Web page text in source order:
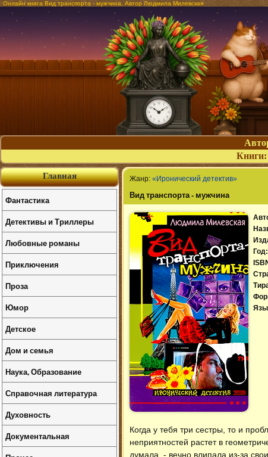
Онлайн книга Вид транспорта - мужчина. Автор Людмила Милевская
Книги:
Жанр: «Иронический детектив»
Вид транспорта - мужчина
Год:
Когда у тебя три сестры, то и
неприятностей растет в
думала, - вечно влипала из-за
Главная
Фантастика
Детективы и Триллеры
Любовные романы
Приключения
Проза
Юмор
Детское
Дом и семья
Наука, Образование
Справочная литература
Духовность
Документальная